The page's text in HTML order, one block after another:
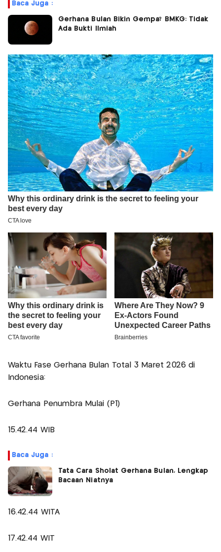
Baca Juga :
Gerhana Bulan Bikin Gempa? BMKG: Tidak
Ada Bukti Ilmiah
Waktu Fase Gerhana Bulan Total 3 Maret 2026 di
Indonesia:
Gerhana Penumbra Mulai (P1)
15.42.44 WIB
Baca Juga :
Tata Cara Sholat Gerhana Bulan, Lengkap
Bacaan Niatnya
16.42.44 WITA
17.42.44 WIT